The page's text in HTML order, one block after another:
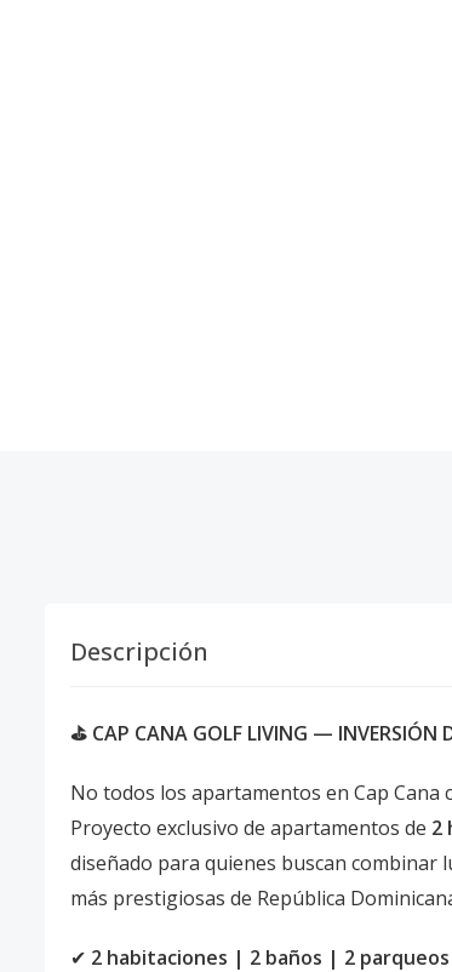
Descripción
⛳ CAP CANA GOLF LIVING — INVERSIÓN
No todos los apartamentos en Cap Cana
Proyecto exclusivo de apartamentos de 2
diseñado para quienes buscan combinar
más prestigiosas de República
✔ 2 habitaciones | 2 baños | 2